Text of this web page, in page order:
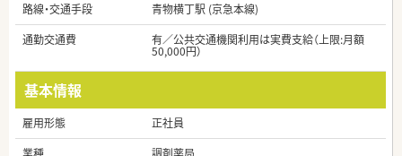
路線・交通手段
青物横丁駅 (京急本線)
通勤交通費
有／公共交通機関利用は実費支給（上限:月額
50,000円）
基本情報
雇用形態
正社員